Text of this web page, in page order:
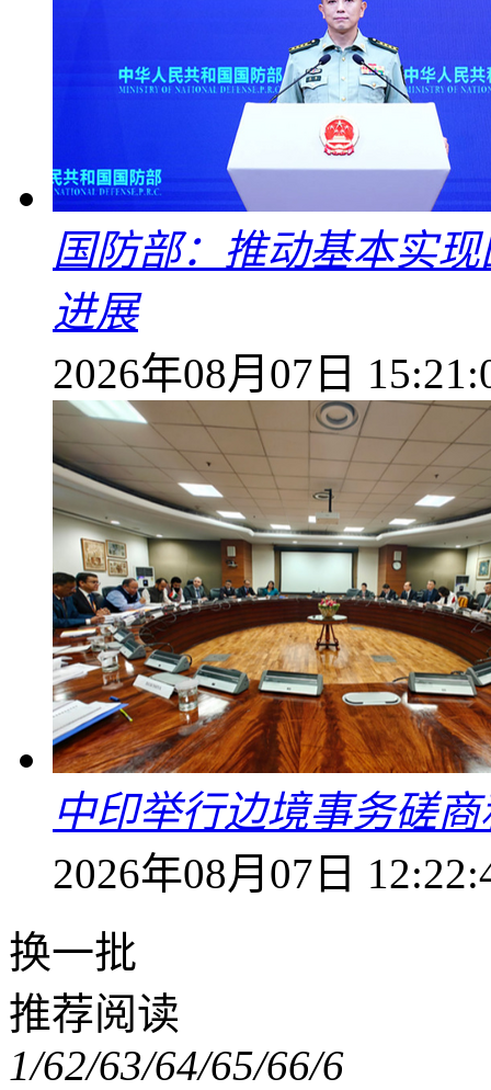
国防部：推动基本实
进展
2026年08月07日
中印举行边境事务磋
2026年08月07日
换一批
推荐阅读
1/62/63/64/65/66/6